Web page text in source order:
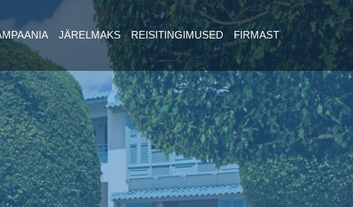
JÄRELMAKS REISITINGIMUSED FIRMAST